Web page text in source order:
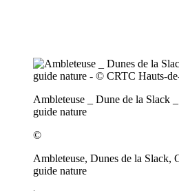
Ambleteuse _ Dune de la Slack
guide nature
©
Ambleteuse, Dunes de la Slack,
guide nature